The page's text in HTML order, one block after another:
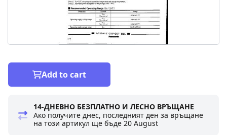
Add to cart
14-ДНЕВНО БЕЗПЛАТНО И ЛЕСНО ВРЪЩАНЕ
Ако получите днес, последният ден за връщане
на този артикул ще бъде20 August